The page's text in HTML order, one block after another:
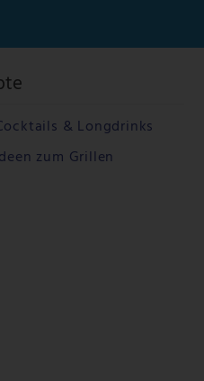
& Longdrinks
zum Grillen